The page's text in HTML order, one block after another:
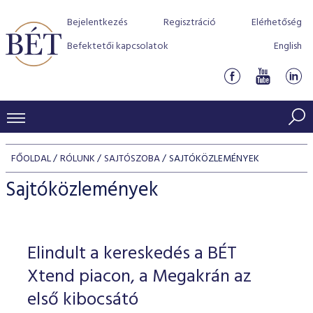
Bejelentkezés Regisztráció
Elérhetőség
Befektetői kapcsolatok
English
KERESKEDÉSI ADATOK
INDEXEK
Jelzáloglevél indexek
Vállalati kötvény indexek
Azonnali Piac
Részvények
Származékos piac
BEFEKTETŐK
Részvény szekció
Hitelpapír szekció
BÉT szabályzatok
Befektetővédelem
Alkalmazott díjstruktúra
Elszámolás
Részvény és vállalati kötvény tőzsdei bevezetését
program
BÉT Xtend - Részvénypiac egyszerűen
TŐZSDETAGOK
Tőzsdetagok, üzletkötők
VENDOROK
FŐOLDAL RÓLUNK SAJTÓSZOBA SAJTÓKÖZLEMÉNYEK
Sajtóközlemények
Elindult a kereskedés a BÉT
Xtend piacon, a Megakrán az
első kibocsátó